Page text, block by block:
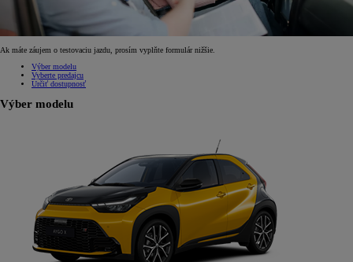
Ak máte záujem o testovaciu jazdu, prosím vyplňte formulár nižšie.
Výber modelu
Vyberte predajcu
Určiť dostupnosť
Výber modelu